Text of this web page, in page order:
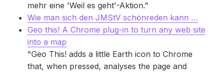
mehr eine 'Weil es geht'-Aktion."
Wie man sich den JMStV schönreden kann …
Geo this! A Chrome plug-in to turn any web site
into a map
"Geo This! adds a little Earth icon to Chrome
that, when pressed, analyses the page and